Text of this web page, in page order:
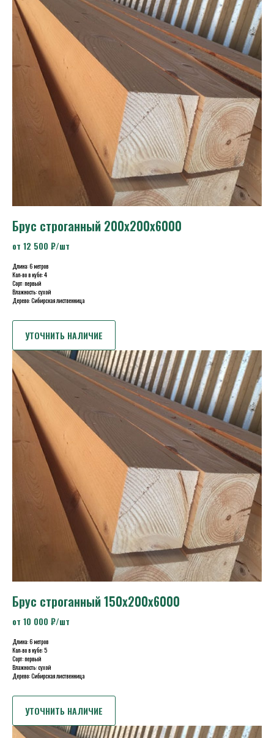
Брус строганный 200х200х6000
от 12 500 ₽/шт
Длина: 6 метров
Кол-во в кубе: 4
Сорт: первый
Влажность: сухой
Дерево: Сибирская лиственница
УТОЧНИТЬ НАЛИЧИЕ
Брус строганный 150х200х6000
от 10 000 ₽/шт
Длина: 6 метров
Кол-во в кубе: 5
Сорт: первый
Влажность: сухой
Дерево: Сибирская лиственница
УТОЧНИТЬ НАЛИЧИЕ